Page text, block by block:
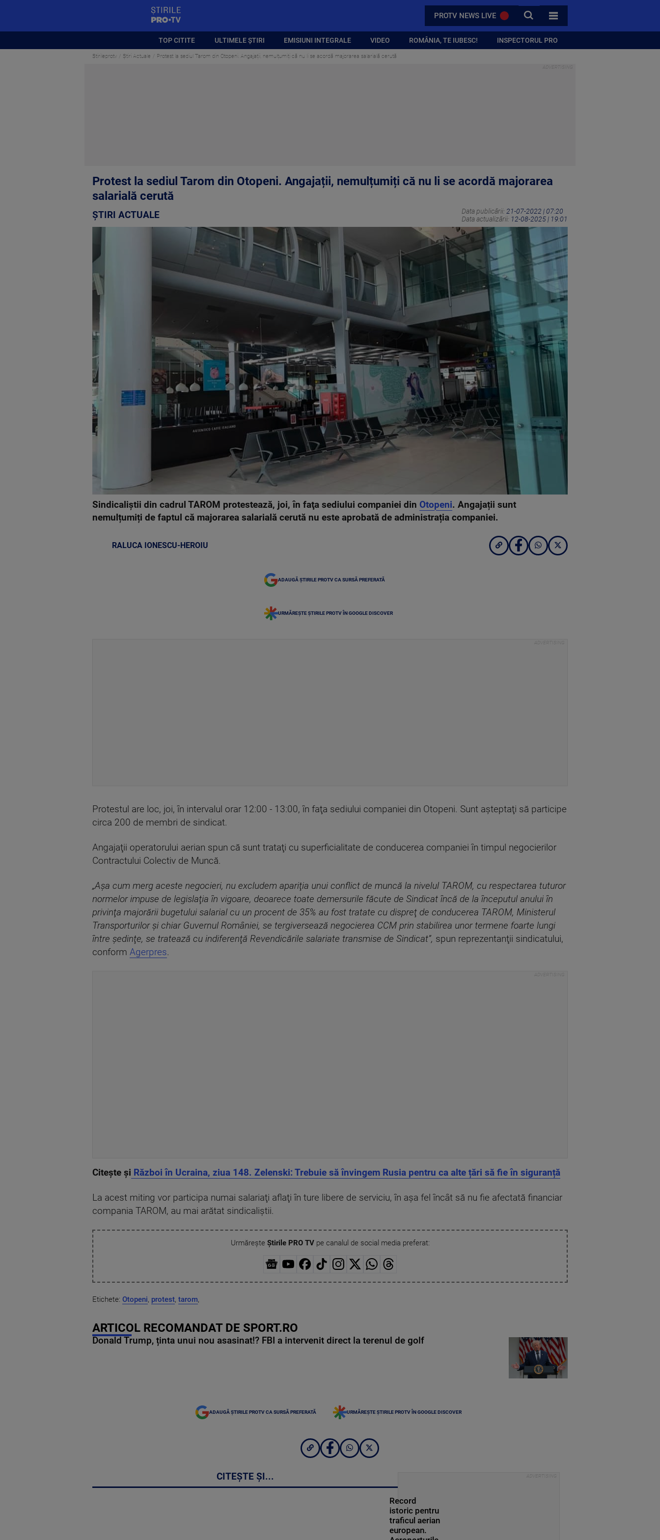
PROTV NEWS LIVE CAUTA
TOATE CATEGORIILE
TOP CITITE ULTIMELE ȘTIRI EMISIUNI INTEGRALE VIDEO ROMÂNIA, TE IUBESC! INSPECTORUL PRO
Stirileprotv Știri Actuale Protest la sediul Tarom din Otopeni. Angajații, nemulțumiți că nu li se acordă majorarea salarială cerută
Protest la sediul Tarom din Otopeni. Angajații, nemulțumiți că nu li se acordă majorarea
salarială cerută
ȘTIRI ACTUALE Data publicării: 21-07-2022 | 07:20
Data actualizării: 12-08-2025 | 19:01
Sindicaliştii din cadrul TAROM protestează, joi, în faţa sediului companiei din Otopeni. Angajații sunt
nemulțumiți de faptul că majorarea salarială cerută nu este aprobată de administrația companiei.
RALUCA IONESCU-HEROIU
ADAUGĂ ȘTIRILE PROTV CA SURSĂ PREFERATĂ
URMĂREȘTE ȘTIRILE PROTV ÎN GOOGLE DISCOVER
Protestul are loc, joi, în intervalul orar 12:00 - 13:00, în faţa sediului companiei din Otopeni. Sunt aşteptaţi să participe
circa 200 de membri de sindicat.
Angajaţii operatorului aerian spun că sunt trataţi cu superficialitate de conducerea companiei în timpul negocierilor
Contractului Colectiv de Muncă.
„Aşa cum merg aceste negocieri, nu excludem apariţia unui conflict de muncă la nivelul TAROM, cu respectarea tuturor
normelor impuse de legislaţia în vigoare, deoarece toate demersurile făcute de Sindicat încă de la începutul anului în
privinţa majorării bugetului salarial cu un procent de 35% au fost tratate cu dispreţ de conducerea TAROM, Ministerul
Transporturilor şi chiar Guvernul României, se tergiversează negocierea CCM prin stabilirea unor termene foarte lungi
între şedinţe, se tratează cu indiferenţă Revendicările salariate transmise de Sindicat”, spun reprezentanţii sindicatului,
conform Agerpres.
Citește și Război în Ucraina, ziua 148. Zelenski: Trebuie să învingem Rusia pentru ca alte țări să fie în siguranță
La acest miting vor participa numai salariaţi aflaţi în ture libere de serviciu, în aşa fel încât să nu fie afectată financiar
compania TAROM, au mai arătat sindicaliştii.
Urmărește Știrile PRO TVpe canalul de social media preferat:
Etichete: Otopeni, protest, tarom,
ARTICOL RECOMANDAT DE SPORT.RO
Donald Trump, ținta unui nou asasinat!? FBI a intervenit direct la terenul de golf
ADAUGĂ ȘTIRILE PROTV CA SURSĂ PREFERATĂ URMĂREȘTE ȘTIRILE PROTV ÎN GOOGLE DISCOVER
CITEȘTE ȘI...
Record
istoric pentru
traficul aerian
european.